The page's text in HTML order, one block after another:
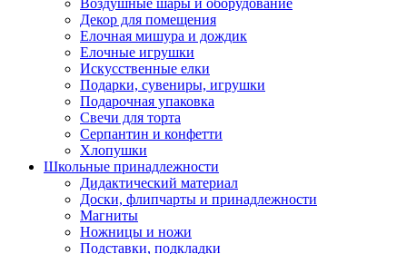
Воздушные шары и оборудование
Декор для помещения
Елочная мишура и дождик
Елочные игрушки
Искусственные елки
Подарки, сувениры, игрушки
Подарочная упаковка
Свечи для торта
Серпантин и конфетти
Хлопушки
Школьные принадлежности
Дидактический материал
Доски, флипчарты и принадлежности
Магниты
Ножницы и ножи
Подставки, подкладки